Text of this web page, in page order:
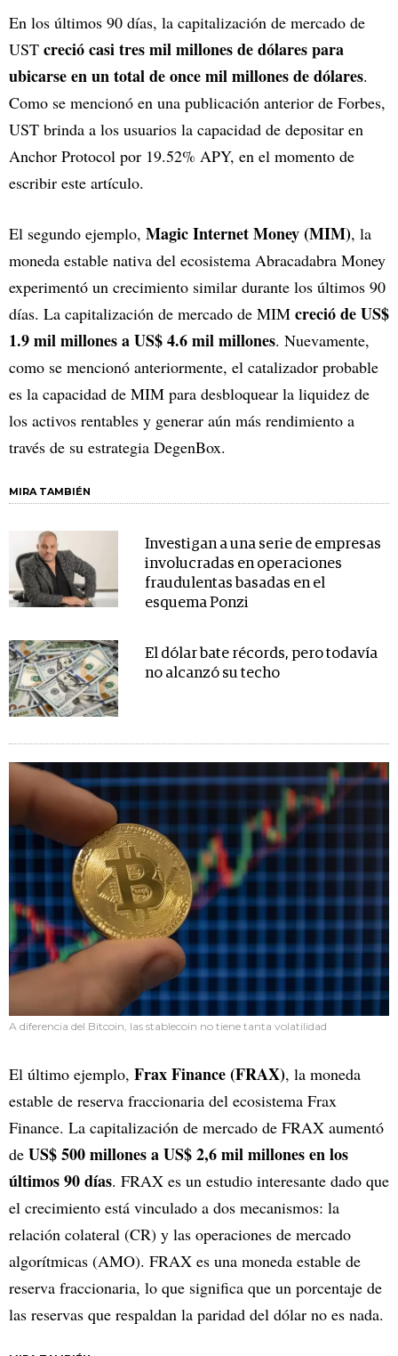
En los últimos 90 días, la capitalización de mercado de
UST creció casi tres mil millones de dólares para
ubicarse en un total de once mil millones de dólares.
Como se mencionó en una publicación anterior de Forbes,
UST brinda a los usuarios la capacidad de depositar en
Anchor Protocol por 19.52% APY, en el momento de
escribir este artículo.
El segundo ejemplo, Magic Internet Money (MIM), la
moneda estable nativa del ecosistema Abracadabra Money
experimentó un crecimiento similar durante los últimos 90
días. La capitalización de mercado de MIM creció de US$
1.9 mil millones a US$ 4.6 mil millones. Nuevamente,
como se mencionó anteriormente, el catalizador probable
es la capacidad de MIM para desbloquear la liquidez de
los activos rentables y generar aún más rendimiento a
través de su estrategia DegenBox.
MIRA TAMBIÉN
Investigan a una serie de empresas
involucradas en operaciones
fraudulentas basadas en el
esquema Ponzi
El dólar bate récords, pero todavía
no alcanzó su techo
A diferencia del Bitcoin, las stablecoin no tiene tanta volatilidad
El último ejemplo, Frax Finance (FRAX), la moneda
estable de reserva fraccionaria del ecosistema Frax
Finance. La capitalización de mercado de FRAX aumentó
de US$ 500 millones a US$ 2,6 mil millones en los
últimos 90 días. FRAX es un estudio interesante dado que
el crecimiento está vinculado a dos mecanismos: la
relación colateral (CR) y las operaciones de mercado
algorítmicas (AMO). FRAX es una moneda estable de
reserva fraccionaria, lo que significa que un porcentaje de
las reservas que respaldan la paridad del dólar no es nada.